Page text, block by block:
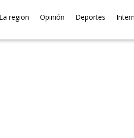
La region Opinión Deportes